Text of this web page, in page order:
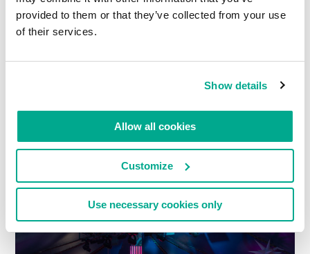
provided to them or that they’ve collected from your use
of their services.
Show details
Allow all cookies
Customize
Use necessary cookies only